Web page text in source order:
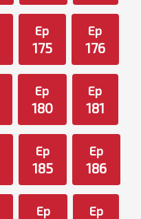
Ep
175
Ep
176
Ep
180
Ep
181
Ep
185
Ep
186
Ep Ep